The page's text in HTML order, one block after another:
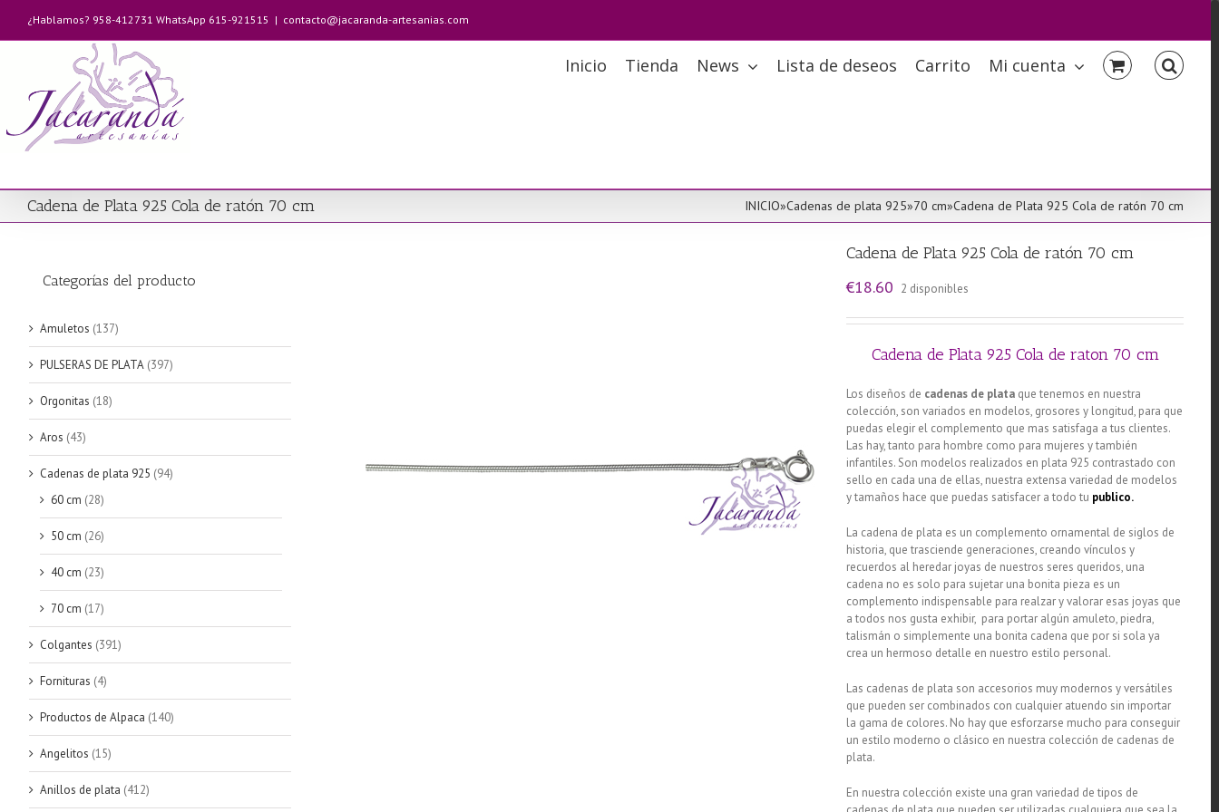
contenido
¿Hablamos? 958-412731 WhatsApp 615-921515 | contacto@jacaranda-artesanias.com
Inicio Tienda News Lista de deseos Carrito Mi cuenta
Cadena de Plata 925 Cola de ratón 70 cm INICIO»Cadenas de plata 925»70 cm»Cadena de Plata 925 Cola de ratón 70 cm
Cadena de Plata 925 Cola de ratón 70 cm
€18.60 2 disponibles
Cadena de Plata 925 Cola de raton 70 cm
Los diseños de cadenas de plata que tenemos en nuestra
colección, son variados en modelos, grosores y longitud, para que
puedas elegir el complemento que mas satisfaga a tus clientes.
Las hay, tanto para hombre como para mujeres y también
infantiles. Son modelos realizados en plata 925 contrastado con
sello en cada una de ellas, nuestra extensa variedad de modelos
y tamaños hace que puedas satisfacer a todo tu publico.
La cadena de plata es un complemento ornamental de siglos de
historia, que trasciende generaciones, creando vínculos y
recuerdos al heredar joyas de nuestros seres queridos, una
cadena no es solo para sujetar una bonita pieza es un
complemento indispensable para realzar y valorar esas joyas que
a todos nos gusta exhibir, para portar algún amuleto, piedra,
talismán o simplemente una bonita cadena que por si sola ya
crea un hermoso detalle en nuestro estilo personal.
Las cadenas de plata son accesorios muy modernos y versátiles
que pueden ser combinados con cualquier atuendo sin importar
la gama de colores. No hay que esforzarse mucho para conseguir
un estilo moderno o clásico en nuestra colección de cadenas de
plata.
En nuestra colección existe una gran variedad de tipos de
Categorías del producto
Amuletos (137)
PULSERAS DE PLATA (397)
Orgonitas (18)
Aros (43)
Cadenas de plata 925 (94)
60 cm (28)
50 cm (26)
40 cm (23)
70 cm (17)
Colgantes (391)
Fornituras (4)
Productos de Alpaca (140)
Angelitos (15)
Anillos de plata (412)